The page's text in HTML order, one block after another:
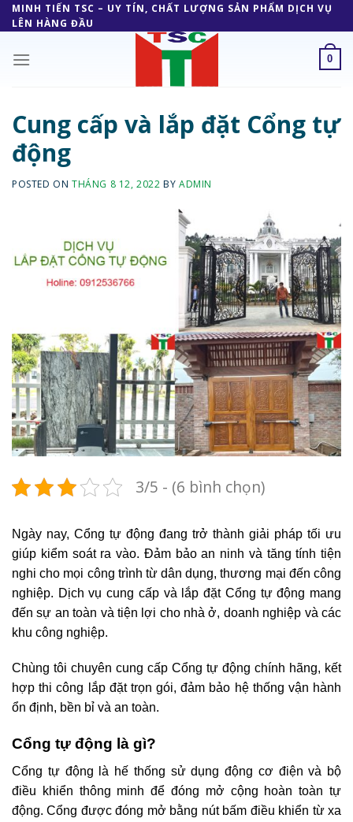
Skip
to
MINH TIẾN TSC – UY TÍN, CHẤT LƯỢNG SẢN PHẨM DỊCH VỤ
LÊN HÀNG ĐẦU
0
Cung cấp và lắp đặt Cổng tự
động
POSTED ON THÁNG 8 12, 2022 BYADMIN
3/5 - (6 bình chọn)
Ngày nay, Cổng tự động đang trở thành giải pháp tối ưu
giúp kiểm soát ra vào. Đảm bảo an ninh và tăng tính tiện
nghi cho mọi công trình từ dân dụng, thương mại đến công
nghiệp. Dịch vụ cung cấp và lắp đặt Cổng tự động mang
đến sự an toàn và tiện lợi cho nhà ở, doanh nghiệp và các
khu công nghiệp.
Chùng tôi chuyên cung cấp Cổng tự động chính hãng, kết
hợp thi công lắp đặt trọn gói, đảm bảo hệ thống vận hành
ổn định, bền bỉ và an toàn.
Cổng tự động là gì?
Cổng tự động là hế thống sử dụng động cơ điện và bộ
điều khiển thông minh để đóng mở cộng hoàn toàn tự
động. Cổng được đóng mở bằng nút bấm điều khiển từ xa